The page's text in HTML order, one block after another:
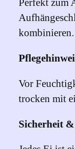
Perfekt zum
kombinieren.
Vor
trocken mit
Sicherheit